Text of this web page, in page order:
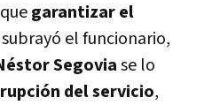
garantizar el
subrayó el funcionario,
Segoviase lo
del servicio,